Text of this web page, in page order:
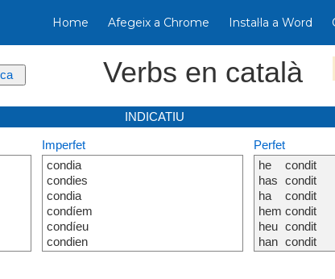
Home Afegeix a Chrome Instal·la a Word
Verbs en català
INDICATIU
Imperfet
condia
condies
condia
condíem
condíeu
condien
Perfet
he
has
ha
hem
heu
han
condit
condit
condit
condit
condit
condit